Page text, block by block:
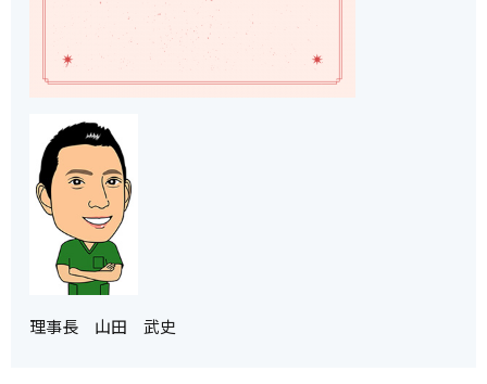
理事長 山田 武史